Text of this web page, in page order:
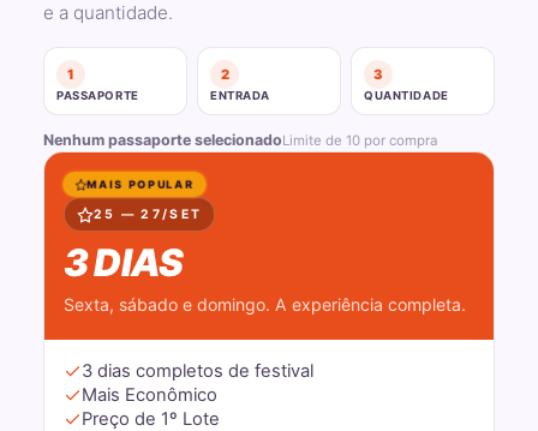
e a quantidade.
1
PASSAPORTE
2
ENTRADA
3
QUANTIDADE
Nenhum passaporte selecionadoLimite de 10 por compra
MAIS POPULAR
25 — 27/SET
3 DIAS
Sexta, sábado e domingo. A experiência completa.
3 dias completos de festival
Mais Econômico
Preço de 1º Lote